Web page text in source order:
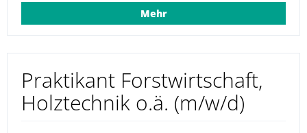
Mehr
Praktikant Forstwirtschaft,
Holztechnik o.ä. (m/w/d)